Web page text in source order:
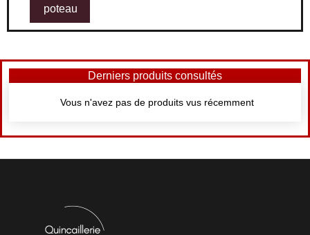
poteau
Derniers produits consultés
Vous n'avez pas de produits vus récemment